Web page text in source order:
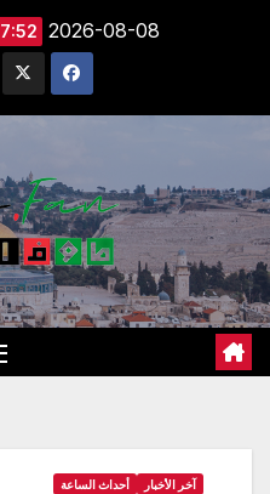
2026-08-08 7:52 م
آخر الأخبار أحداث الساعة